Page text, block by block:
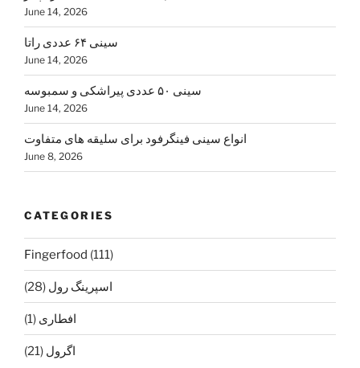
June 14, 2026
سینی ۶۴ عددی راتا
June 14, 2026
سینی ۵۰ عددی پیراشکی و سمبوسه
June 14, 2026
انواع سینی فینگرفود برای سلیقه های متفاوت
June 8, 2026
CATEGORIES
Fingerfood (111)
اسپرينگ رول (28)
افطاری (1)
اگرول (21)